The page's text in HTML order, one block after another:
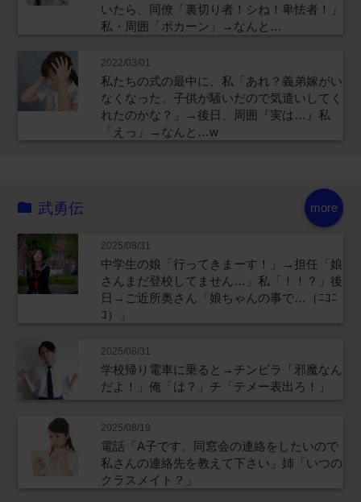
いたら、同僚「裏切り者！シね！卑怯者！」
私・周囲「ポカーン」→なんと…
2022/03/01
私たちの式の最中に、私「あれ？義弟嫁がい
なくなった。子供が騒いだので気遣いしてく
れたのかな？」→後日、周囲『実は…』私
「えっ」→なんと…w
more
武勇伝
2025/08/31
中学生の娘「行ってきまーす！」→担任「娘
さんまだ登校してません…」私「！！？」後
日→ご近所奥さん「娘ちゃんの事で…（ﾆｺﾆ
ｺ）」
2025/08/31
学校帰り電車に乗ると→チンピラ「邪魔なん
だよ！」俺「は？」チ「テメー表出ろ！」
2025/08/19
電話「A子です。同窓会の連絡をしたいので
私さんの連絡先を教えて下さい」姉「いつの
クラスメイト？」